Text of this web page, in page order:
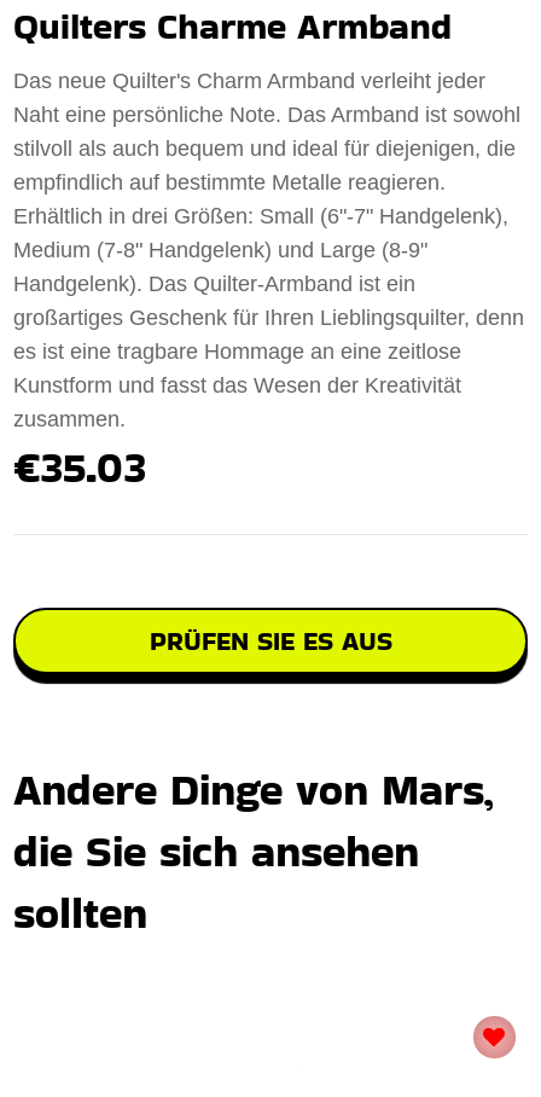
Quilters Charme Armband
Das neue Quilter's Charm Armband verleiht jeder
Naht eine persönliche Note. Das Armband ist sowohl
stilvoll als auch bequem und ideal für diejenigen, die
empfindlich auf bestimmte Metalle reagieren.
Erhältlich in drei Größen: Small (6"-7" Handgelenk),
Medium (7-8" Handgelenk) und Large (8-9"
Handgelenk). Das Quilter-Armband ist ein
großartiges Geschenk für Ihren Lieblingsquilter, denn
es ist eine tragbare Hommage an eine zeitlose
Kunstform und fasst das Wesen der Kreativität
zusammen.
€35.03
PRÜFEN SIE ES AUS
Andere Dinge von Mars,
die Sie sich ansehen
sollten